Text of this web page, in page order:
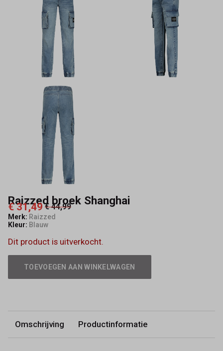
Keez&Co
Raizzed broek Shanghai
€ 31,49 € 44,99
Merk: Raizzed
Kleur: Blauw
Dit product is uitverkocht.
TOEVOEGEN AAN WINKELWAGEN
Omschrijving Productinformatie